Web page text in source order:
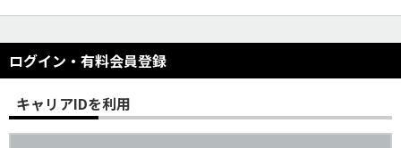
ログイン・有料会員登録
キャリアIDを利用